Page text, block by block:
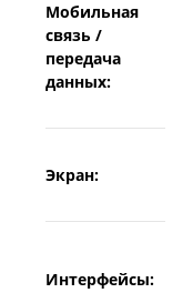
Мобильная
связь /
передача
данных:
Экран:
Интерфейсы: